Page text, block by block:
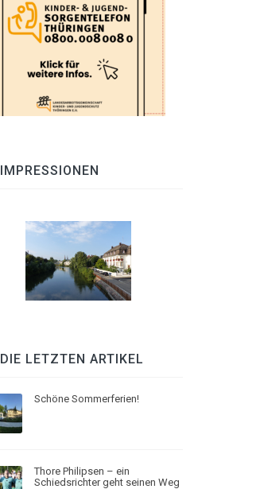
IMPRESSIONEN
DIE LETZTEN ARTIKEL
Schöne Sommerferien!
Thore Philipsen – ein
Schiedsrichter geht seinen Weg